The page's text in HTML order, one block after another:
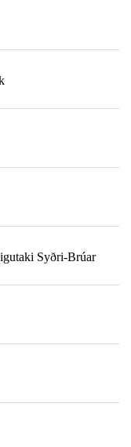
Syðri-Brúar